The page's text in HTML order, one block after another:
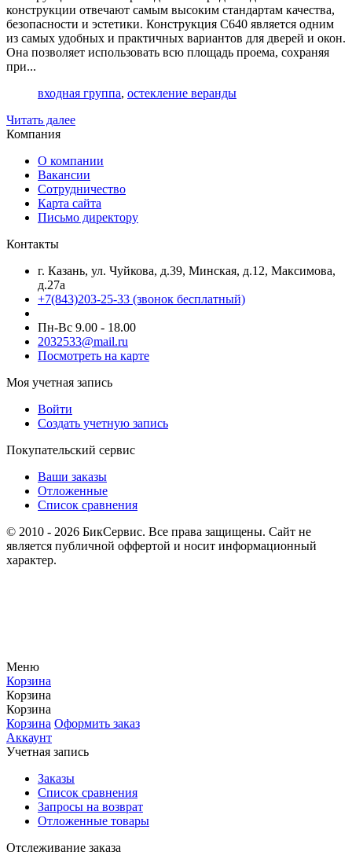
конструкции отвечают самым высоким стандартам качества,
безопасности и эстетики. Конструкция С640 является одним
из самых удобных и практичных вариантов для дверей и окон.
Она позволяет использовать всю площадь проема, сохраняя
при...
входная группа, остекление веранды
Читать далее
Компания
О компании
Вакансии
Сотрудничество
Карта сайта
Письмо директору
Контакты
г. Казань, ул. Чуйкова, д.39, Минская, д.12, Максимова,
д.27а
+7(843)203-25-33 (звонок бесплатный)
Пн-Вс 9.00 - 18.00
2032533@mail.ru
Посмотреть на карте
Моя учетная запись
Войти
Создать учетную запись
Покупательский сервис
Ваши заказы
Отложенные
Список сравнения
© 2010 - 2026 БикСервис. Все права защищены. Сайт не
является публичной оффертой и носит информационный
характер.
Меню
Корзина
Корзина
Корзина
Корзина Оформить заказ
Аккаунт
Учетная запись
Заказы
Список сравнения
Запросы на возврат
Отложенные товары
Отслеживание заказа